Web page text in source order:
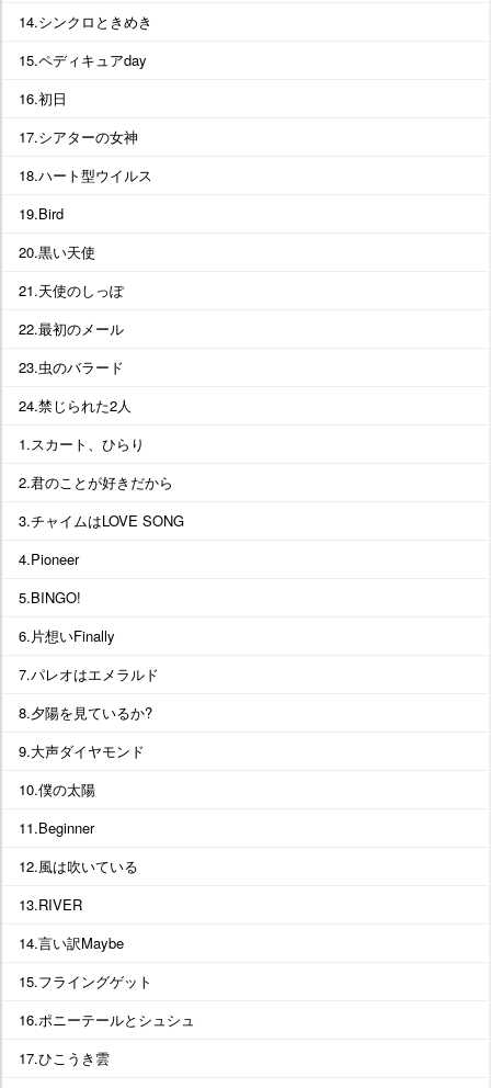
14.シンクロときめき
15.ペディキュアday
16.初日
17.シアターの女神
18.ハート型ウイルス
19.Bird
20.黒い天使
21.天使のしっぽ
22.最初のメール
23.虫のバラード
24.禁じられた2人
1.スカート、ひらり
2.君のことが好きだから
3.チャイムはLOVE SONG
4.Pioneer
5.BINGO!
6.片想いFinally
7.パレオはエメラルド
8.夕陽を見ているか?
9.大声ダイヤモンド
10.僕の太陽
11.Beginner
12.風は吹いている
13.RIVER
14.言い訳Maybe
15.フライングゲット
16.ポニーテールとシュシュ
17.ひこうき雲